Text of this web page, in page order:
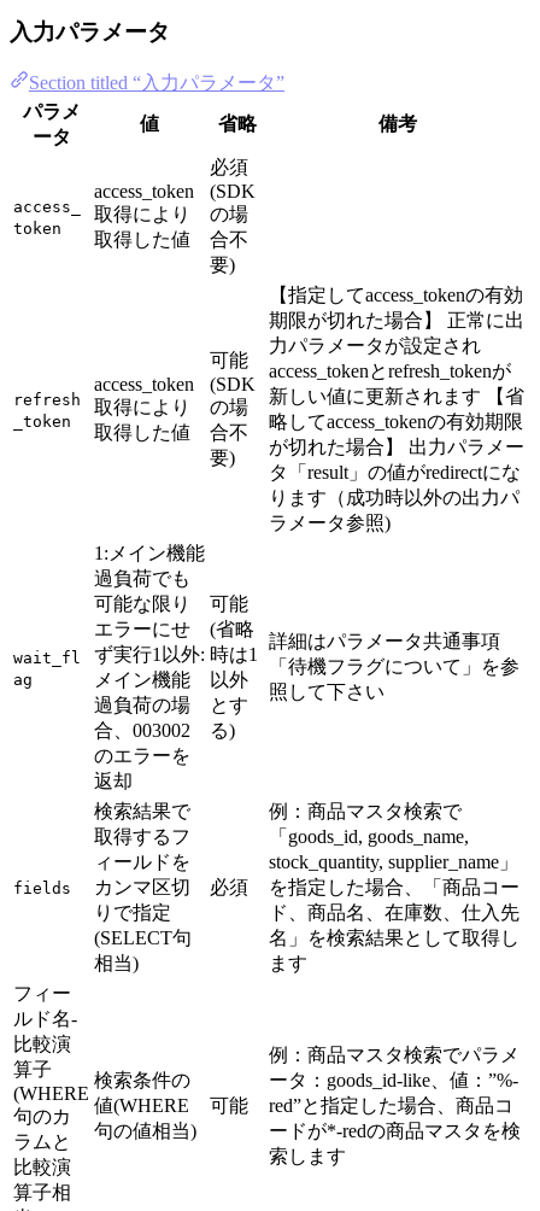
入力パラメータ
Section titled “入力パラメータ”
パラメ
ータ
値 省略 備考
access_
token
access_token
取得により
取得した値
必須
(SDK
の場
合不
要)
refresh
_token
access_token
取得により
取得した値
可能
(SDK
の場
合不
要)
【指定してaccess_tokenの有効
期限が切れた場合】 正常に出
力パラメータが設定され
access_tokenとrefresh_tokenが
新しい値に更新されます 【省
略してaccess_tokenの有効期限
が切れた場合】 出力パラメー
タ「result」の値がredirectにな
ります（成功時以外の出力パ
ラメータ参照)
wait_fl
ag
1:メイン機能
過負荷でも
可能な限り
エラーにせ
ず実行1以外:
メイン機能
過負荷の場
合、003002
のエラーを
返却
可能
(省略
時は1
以外
とす
る)
詳細はパラメータ共通事項
「待機フラグについて」を参
照して下さい
fields
検索結果で
取得するフ
ィールドを
カンマ区切
りで指定
(SELECT句
相当)
必須
例：商品マスタ検索で
「goods_id, goods_name,
stock_quantity, supplier_name」
を指定した場合、「商品コー
ド、商品名、在庫数、仕入先
名」を検索結果として取得し
ます
フィー
ルド名-
比較演
算子
(WHERE
句のカ
ラムと
比較演
算子相
検索条件の
値(WHERE
句の値相当)
可能
例：商品マスタ検索でパラメ
ータ：goods_id-like、値：”%-
red”と指定した場合、商品コ
ードが*-redの商品マスタを検
索します